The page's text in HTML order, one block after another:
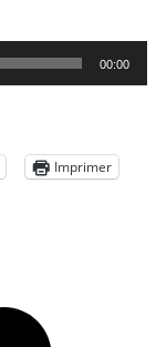
00:00
Imprimer